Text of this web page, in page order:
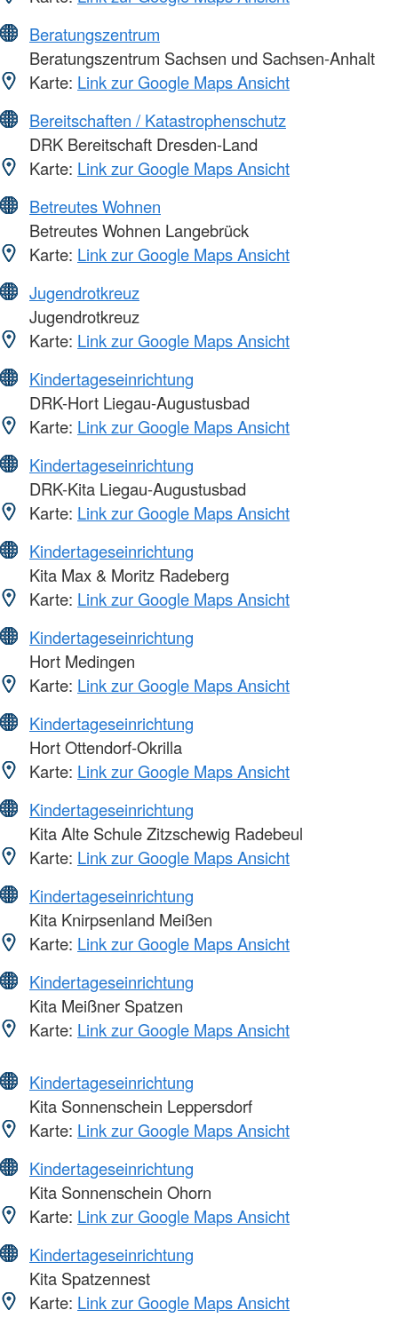
Beratungszentrum
Beratungszentrum Sachsen und Sachsen-Anhalt
Karte: Link zur Google Maps Ansicht
Bereitschaften / Katastrophenschutz
DRK Bereitschaft Dresden-Land
Karte: Link zur Google Maps Ansicht
Betreutes Wohnen
Betreutes Wohnen Langebrück
Karte: Link zur Google Maps Ansicht
Jugendrotkreuz
Jugendrotkreuz
Karte: Link zur Google Maps Ansicht
Kindertageseinrichtung
DRK-Hort Liegau-Augustusbad
Karte: Link zur Google Maps Ansicht
Kindertageseinrichtung
DRK-Kita Liegau-Augustusbad
Karte: Link zur Google Maps Ansicht
Kindertageseinrichtung
Kita Max & Moritz Radeberg
Karte: Link zur Google Maps Ansicht
Kindertageseinrichtung
Hort Medingen
Karte: Link zur Google Maps Ansicht
Kindertageseinrichtung
Hort Ottendorf-Okrilla
Karte: Link zur Google Maps Ansicht
Kindertageseinrichtung
Kita Alte Schule Zitzschewig Radebeul
Karte: Link zur Google Maps Ansicht
Kindertageseinrichtung
Kita Knirpsenland Meißen
Karte: Link zur Google Maps Ansicht
Kindertageseinrichtung
Kita Meißner Spatzen
Karte: Link zur Google Maps Ansicht
Kindertageseinrichtung
Kita Sonnenschein Leppersdorf
Karte: Link zur Google Maps Ansicht
Kindertageseinrichtung
Kita Sonnenschein Ohorn
Karte: Link zur Google Maps Ansicht
Kindertageseinrichtung
Kita Spatzennest
Karte: Link zur Google Maps Ansicht